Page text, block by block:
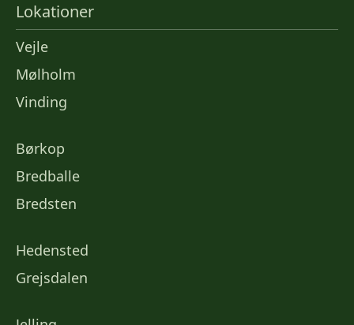
Lokationer
Vejle
Mølholm
Vinding
Børkop
Bredballe
Bredsten
Hedensted
Grejsdalen